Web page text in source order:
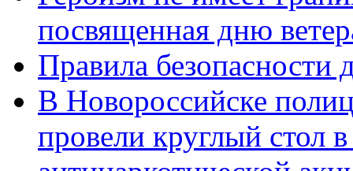
посвященная дню
Правила безопасности
В Новороссийске
провели круглый стол